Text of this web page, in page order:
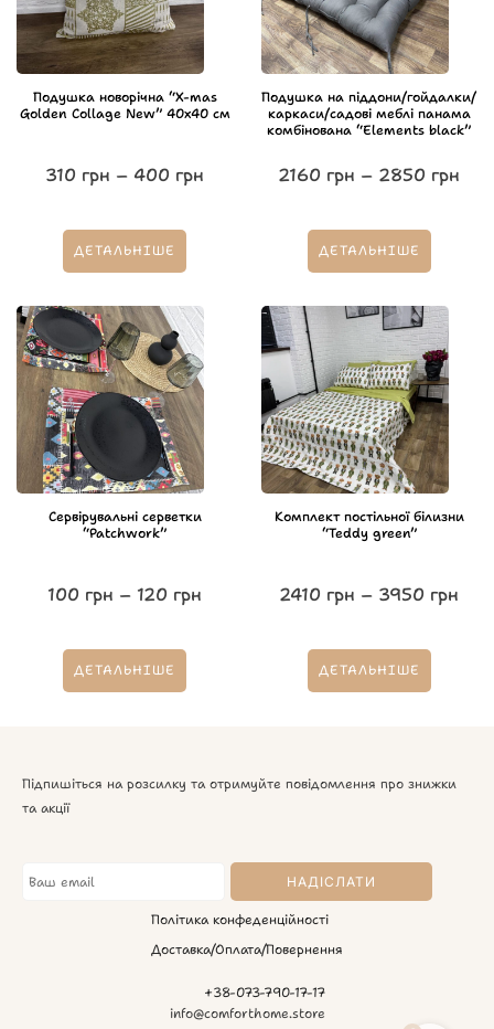
Подушка новорічна “X-mas
Golden Collage New” 40х40 см
310 грн – 400 грн
ДЕТАЛЬНІШЕ
Подушка на піддони/гойдалки/
каркаси/садові меблі панама
комбінована “Elements black”
2160 грн – 2850 грн
ДЕТАЛЬНІШЕ
Сервірувальні серветки
“Patchwork”
100 грн – 120 грн
ДЕТАЛЬНІШЕ
Комплект постільної білизни
“Teddy green”
2410 грн – 3950 грн
ДЕТАЛЬНІШЕ
Підпишіться на розсилку та отримуйте повідомлення про знижки
та акції
Політика конфеденційності
Доставка/Оплата/Повернення
+38-073-790-17-17
info@comforthome.store